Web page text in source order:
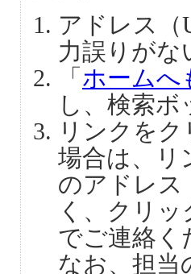
アドレス（
力誤りがな
「 ホームへ
し、検索
リンクを
場合は、リ
のアドレス
く、クリ
でご連絡く
なお、担当